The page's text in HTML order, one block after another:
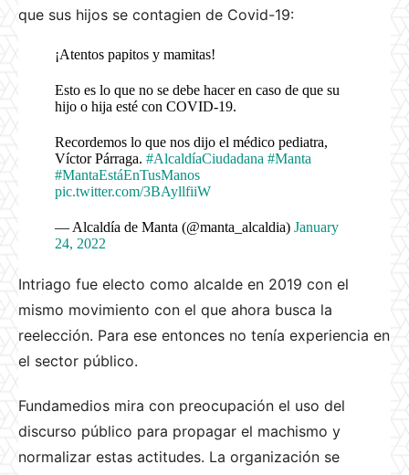
que sus hijos se contagien de Covid-19:
¡Atentos papitos y mamitas!
Esto es lo que no se debe hacer en caso de que su
hijo o hija esté con COVID-19.
Recordemos lo que nos dijo el médico pediatra,
Víctor Párraga. #AlcaldíaCiudadana #Manta
#MantaEstáEnTusManos
pic.twitter.com/3BAyllfiiW
— Alcaldía de Manta (@manta_alcaldia) January
24, 2022
Intriago fue electo como alcalde en 2019 con el
mismo movimiento con el que ahora busca la
reelección. Para ese entonces no tenía experiencia en
el sector público.
Fundamedios mira con preocupación el uso del
discurso público para propagar el machismo y
normalizar estas actitudes. La organización se